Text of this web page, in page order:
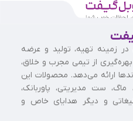
زمینه تهیه، تولید و عرضه
از تیمی مجرب و خلاق،
ارائه می‌دهد. محصولات این
ست مدیریتی، پاوربانک،
و دیگر هدایای خاص و